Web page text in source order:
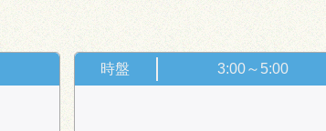
時盤 3:00～5:00